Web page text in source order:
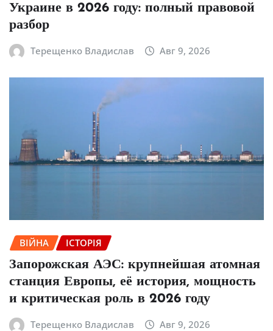
Украине в 2026 году: полный правовой
разбор
Терещенко Владислав Авг 9, 2026
ВІЙНА ІСТОРІЯ
Запорожская АЭС: крупнейшая атомная
станция Европы, её история, мощность
и критическая роль в 2026 году
Терещенко Владислав Авг 9, 2026